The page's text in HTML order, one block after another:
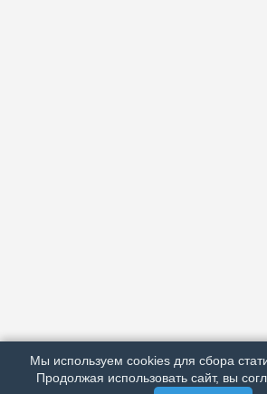
РЕКЛАМА У НАС
МЫ В СОЦСЕТЯХ
Мы используем cookies для сбора
Продолжая использовать сайт, вы